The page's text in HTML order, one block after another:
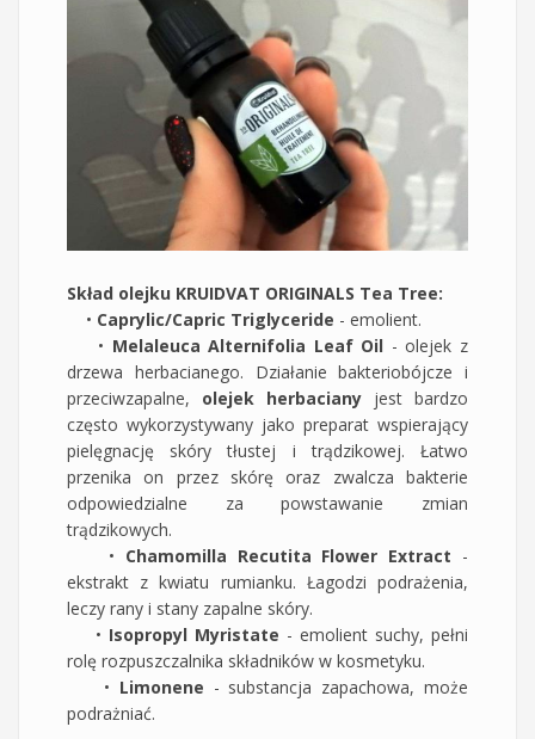
Skład olejku KRUIDVAT ORIGINALS Tea Tree:
• Caprylic/Capric Triglyceride - emolient.
• Melaleuca Alternifolia Leaf Oil - olejek z
drzewa herbacianego. Działanie bakteriobójcze i
przeciwzapalne, olejek herbaciany jest bardzo
często wykorzystywany jako preparat wspierający
pielęgnację skóry tłustej i trądzikowej. Łatwo
przenika on przez skórę oraz zwalcza bakterie
odpowiedzialne za powstawanie zmian
trądzikowych.
• Chamomilla Recutita Flower Extract -
ekstrakt z kwiatu rumianku. Łagodzi podrażenia,
leczy rany i stany zapalne skóry.
• Isopropyl Myristate - emolient suchy, pełni
rolę rozpuszczalnika składników w kosmetyku.
• Limonene - substancja zapachowa, może
podrażniać.